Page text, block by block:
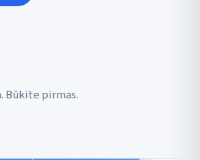
Būkite pirmas.